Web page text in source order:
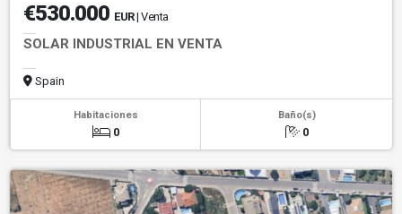
€530.000 EUR| Venta
SOLAR INDUSTRIAL EN VENTA
Spain
Habitaciones
0
Baño(s)
0